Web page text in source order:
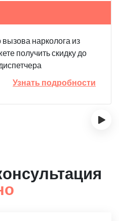
нарколога из
получить скидку до
Узнать подробности
›